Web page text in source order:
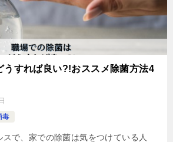
うすれば良い?!おススメ除菌方法4
毒
で、家での除菌は気をつけている人